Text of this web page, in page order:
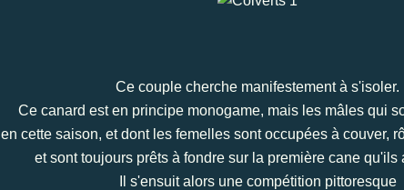
Ce couple cherche manifestement à s'isoler.
Ce canard est en principe monogame, mais les mâles qui
en cette saison, et dont les femelles sont occupées à couver,
et sont toujours prêts à fondre sur la première cane qu'ils
Il s'ensuit alors une compétition pittoresque